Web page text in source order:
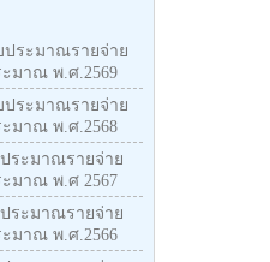
ระมาณรายจ่าย
มาณ พ.ศ.2569
ระมาณรายจ่าย
มาณ พ.ศ.2568
ระมาณรายจ่าย
มาณ พ.ศ 2567
ระมาณรายจ่าย
มาณ พ.ศ.2566